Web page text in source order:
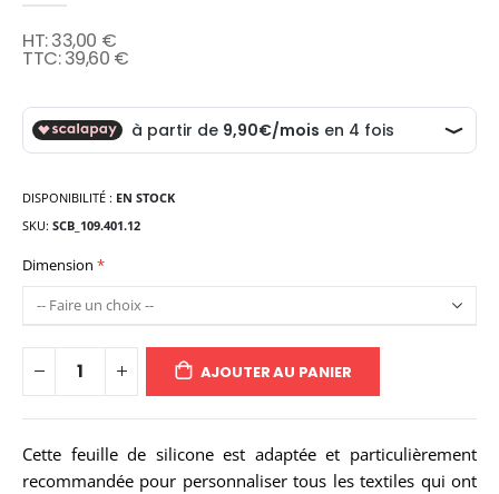
images
gallery
39,60 €
33,00 €
DISPONIBILITÉ : EN STOCK
SKU SCB_109.401.12
Dimension
AJOUTER AU PANIER
Cette feuille de silicone est adaptée et particulièrement
recommandée pour personnaliser tous les textiles qui ont